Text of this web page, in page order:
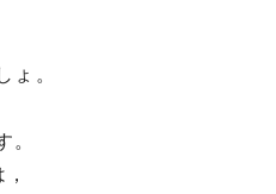
ょ。
。